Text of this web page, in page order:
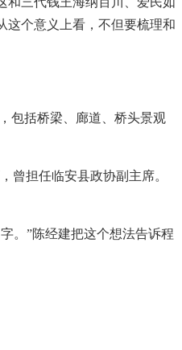
这个意义上看，不但要梳理和
包括桥梁、廊道、桥头景观
曾担任临安县政协副主席。
。”陈经建把这个想法告诉程